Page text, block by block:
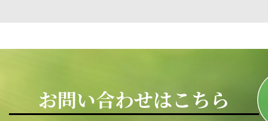
お問い合わせはこちら